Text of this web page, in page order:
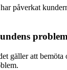
påverkat
gäller att